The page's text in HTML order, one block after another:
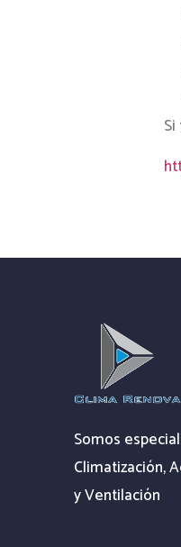
Somos
Climatización,
y Ventilación